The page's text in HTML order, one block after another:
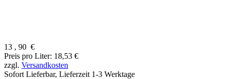
13 , 90 €
Preis pro Liter: 18,53 €
zzgl. Versandkosten
Sofort Lieferbar, Lieferzeit 1-3 Werktage